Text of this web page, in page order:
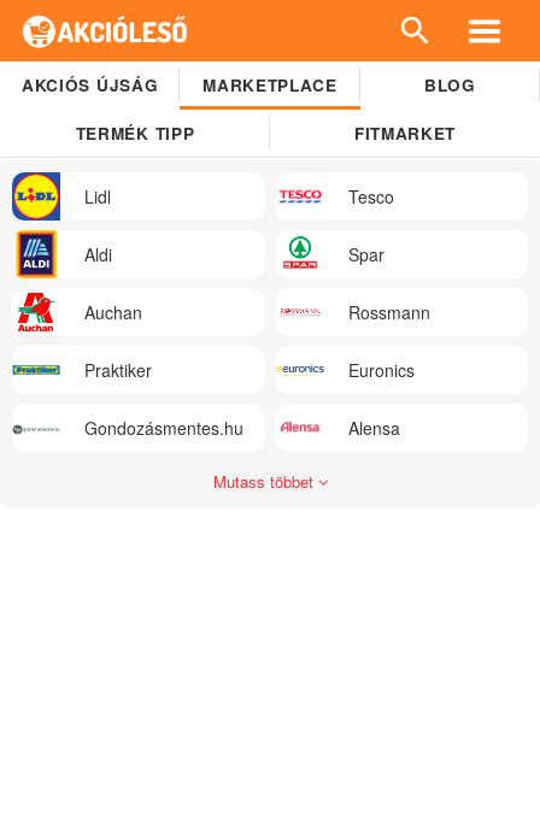
AKCIÓS ÚJSÁG MARKETPLACE BLOG
TERMÉK TIPP FITMARKET
Lidl Tesco
Aldi Spar
Auchan Rossmann
Praktiker Euronics
Gondozásmentes.hu Alensa
Mutass többet